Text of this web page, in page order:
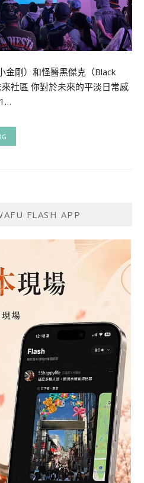
金剛）和怪醫黑傑克（Black
社區 你對於未來的平淡日常感
FLASH APP